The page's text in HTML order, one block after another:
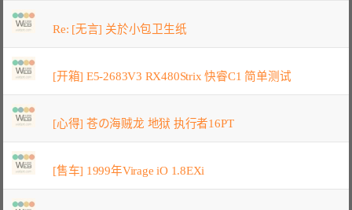
Re: [无言] 关於小包卫生纸
[开箱] E5-2683V3 RX480Strix 快睿C1 简单测试
[心得] 苍の海贼龙 地狱 执行者16PT
[售车] 1999年Virage iO 1.8EXi